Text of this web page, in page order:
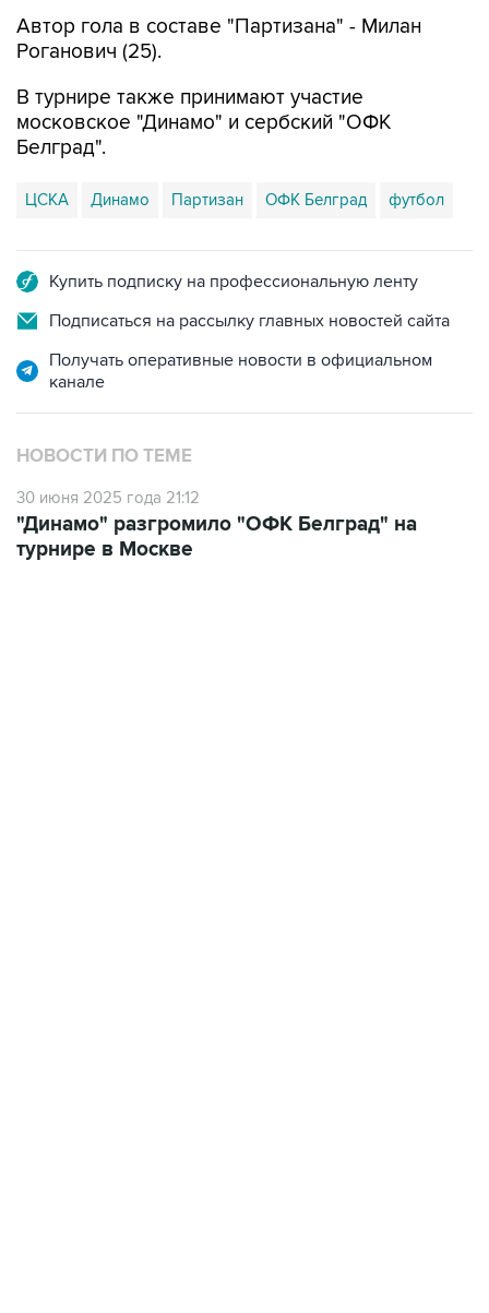
Автор гола в составе "Партизана" - Милан
Роганович (25).
В турнире также принимают участие
московское "Динамо" и сербский "ОФК
Белград".
ЦСКА Динамо Партизан ОФК Белград футбол
Купить подписку на профессиональную ленту
Подписаться на рассылку главных новостей сайта
Получать оперативные новости в официальном
канале
НОВОСТИ ПО ТЕМЕ
30 июня 2025 года 21:12
"Динамо" разгромило "ОФК Белград" на
турнире в Москве